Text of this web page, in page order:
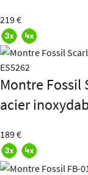
219 €
Montre Fossil
acier
189 €